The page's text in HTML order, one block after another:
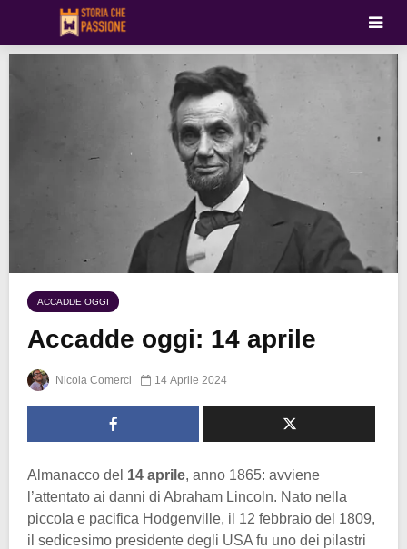
ACCADDE OGGI
Accadde oggi: 14 aprile
Nicola Comerci 14 Aprile 2024
Almanacco del 14 aprile, anno 1865: avviene
l’attentato ai danni di Abraham Lincoln. Nato nella
piccola e pacifica Hodgenville, il 12 febbraio del 1809,
il sedicesimo presidente degli USA fu uno dei pilastri